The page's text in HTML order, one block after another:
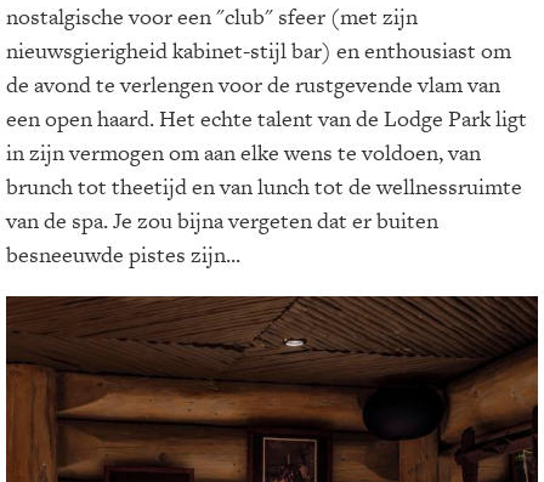
nostalgische voor een "club" sfeer (met zijn
nieuwsgierigheid kabinet-stijl bar) en enthousiast om
de avond te verlengen voor de rustgevende vlam van
een open haard. Het echte talent van de Lodge Park ligt
in zijn vermogen om aan elke wens te voldoen, van
brunch tot theetijd en van lunch tot de wellnessruimte
van de spa. Je zou bijna vergeten dat er buiten
besneeuwde pistes zijn...